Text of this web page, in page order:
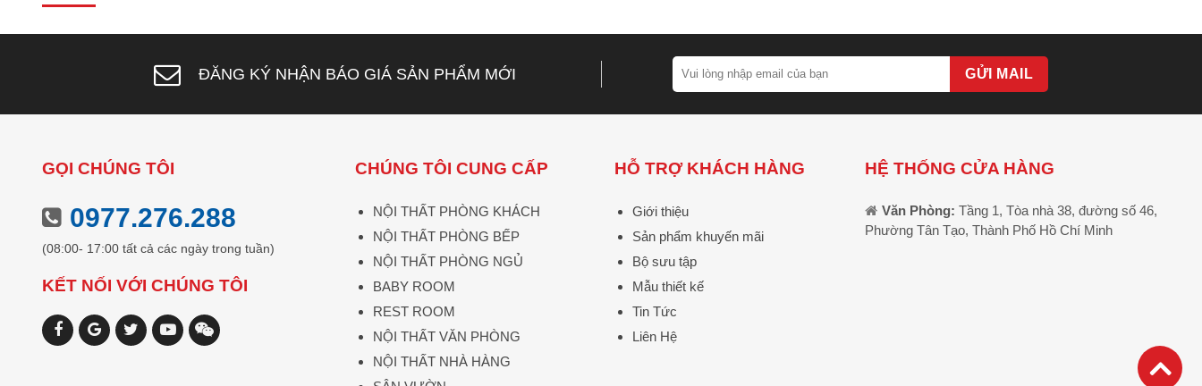
ĐĂNG KÝ NHẬN BÁO GIÁ SẢN PHẨM MỚI GỬI MAIL
GỌI CHÚNG TÔI
0977.276.288
(08:00- 17:00 tất cả các ngày trong tuần)
KẾT NỐI VỚI CHÚNG TÔI
CHÚNG TÔI CUNG CẤP
NỘI THẤT PHÒNG KHÁCH
NỘI THẤT PHÒNG BẾP
NỘI THẤT PHÒNG NGỦ
BABY ROOM
REST ROOM
NỘI THẤT VĂN PHÒNG
NỘI THẤT NHÀ HÀNG
HỖ TRỢ KHÁCH HÀNG
Giới thiệu
Sản phẩm khuyến mãi
Bộ sưu tập
Mẫu thiết kế
Tin Tức
Liên Hệ
HỆ THỐNG CỬA HÀNG
Văn Phòng: Tầng 1, Tòa nhà 38, đường số 46,
Phường Tân Tạo, Thành Phố Hồ Chí Minh